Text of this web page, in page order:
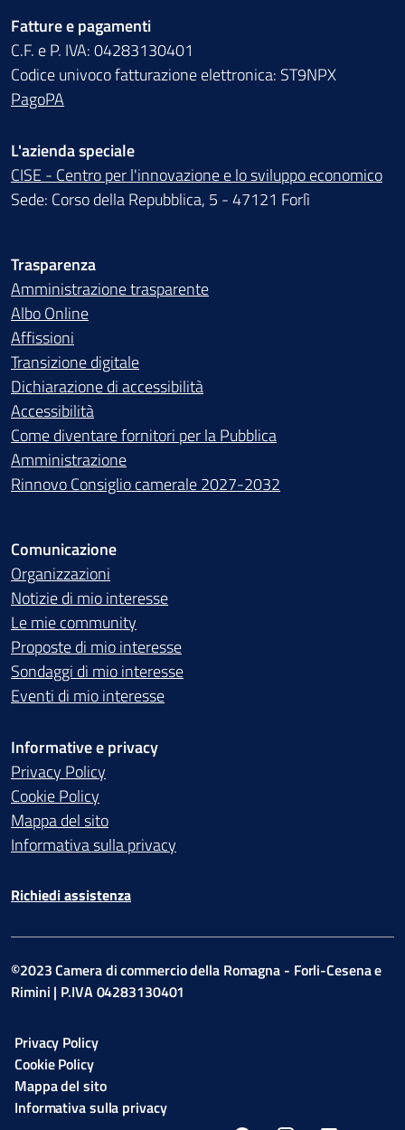
Fatture e pagamenti
C.F. e P. IVA: 04283130401
Codice univoco fatturazione elettronica: ST9NPX
PagoPA
L'azienda speciale
CISE - Centro per l'innovazione e lo sviluppo economico
Sede: Corso della Repubblica, 5 - 47121 Forlì
Trasparenza
Amministrazione trasparente
Albo Online
Affissioni
Transizione digitale
Dichiarazione di accessibilità
Accessibilità
Come diventare fornitori per la Pubblica
Amministrazione
Rinnovo Consiglio camerale 2027-2032
Comunicazione
Organizzazioni
Notizie di mio interesse
Le mie community
Proposte di mio interesse
Sondaggi di mio interesse
Eventi di mio interesse
Informative e privacy
Privacy Policy
Cookie Policy
Mappa del sito
Informativa sulla privacy
Richiedi assistenza
©2023 Camera di commercio della Romagna - Forli-Cesena e
Rimini | P.IVA 04283130401
Privacy Policy
Cookie Policy
Mappa del sito
Informativa sulla privacy